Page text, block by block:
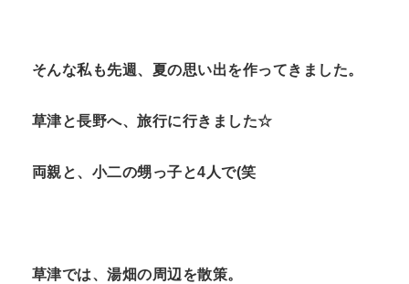
そんな私も先週、夏の思い出を作ってきました。
草津と長野へ、旅行に行きました☆
両親と、小二の甥っ子と4人で(笑
草津では、湯畑の周辺を散策。